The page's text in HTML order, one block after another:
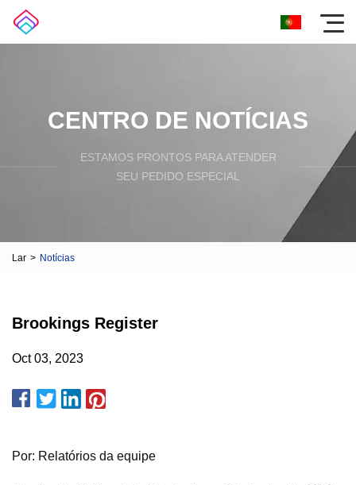
CENTRO DE NOTÍCIAS
ESTAMOS PRONTOS PARA ATENDER
SEU PEDIDO ESPECIAL
Lar > Notícias
Brookings Register
Oct 03, 2023
Por: Relatórios da equipe